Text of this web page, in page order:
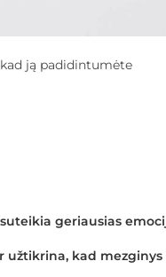
ją padidintumėte
geriausias
užtikrina, kad